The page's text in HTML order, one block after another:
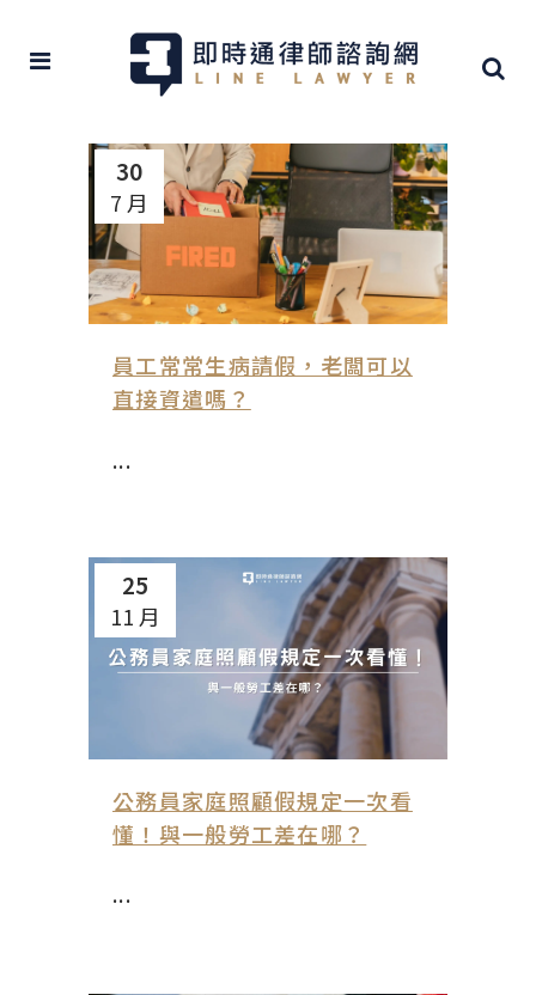
30
7 月
員工常常生病請假，老闆可以
直接資遣嗎？
...
25
11 月
公務員家庭照顧假規定一次看
懂！與一般勞工差在哪？
...